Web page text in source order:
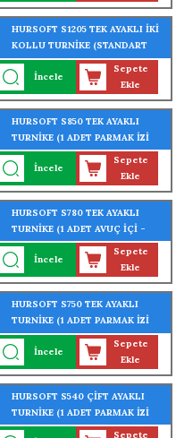
HURSOFT S1205 TEK AYAKLI İKİ
KOLLU TURNİKE (STANDART
TURNİKE) (304 KALİTE
PASLANMAZ ÇELİK)
İncele
Sepete
Ekle
HURSOFT S850 TEK AYAKLI
TURNİKE (1 ADET PARMAK İZİ
OKUYUCU TURNİKEYE
MONTELİ)
İncele
Sepete
Ekle
HURSOFT S780 TEK AYAKLI
TURNİKE (1 ADET AVUÇ İÇİ -
PARMAK İZİ OKUYUCU
TURNİKEYE MONTELİ)
İncele
Sepete
Ekle
HURSOFT S750 TEK AYAKLI
TURNİKE (1 ADET PARMAK İZİ
OKUYUCU TURNİKEYE
MONTELİ)
İncele
Sepete
Ekle
HURSOFT S540 ÇİFT AYAKLI
TURNİKE (1 ADET PARMAK İZİ
OKUYUCU TURNİKEYE
Sepete